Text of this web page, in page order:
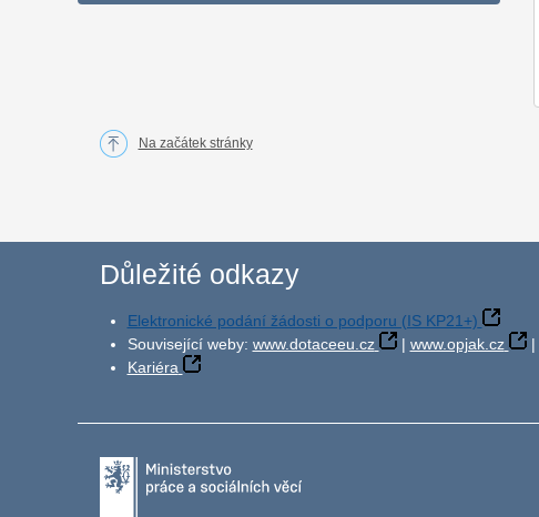
Na začátek stránky
Důležité odkazy
Elektronické podání žádosti o podporu (IS KP21+)
Související weby: www.dotaceeu.cz | www.opjak.cz |
Kariéra